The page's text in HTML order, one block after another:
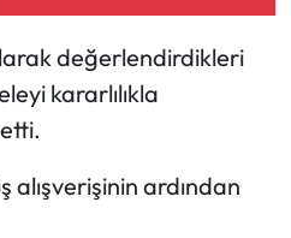
değerlendirdikleri
kararlılıkla
alışverişinin ardından